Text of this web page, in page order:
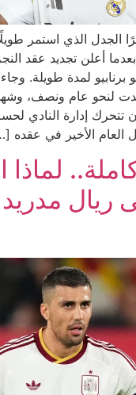
الجدل الذي استمر
أعلن تجديد عقد
لمدة طويلة. وجاء
لنحو عام ونصف،
تتحرك إدارة النادي
الأخير في عقده
لماذا
مدريد